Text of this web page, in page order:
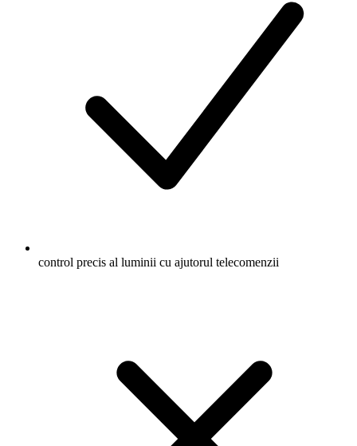
control precis al luminii cu ajutorul telecomenzii